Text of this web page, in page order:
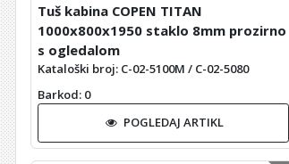
Tuš kabina COPEN TITAN
1000x800x1950 staklo 8mm prozirno
s ogledalom
Kataloški broj: C-02-5100M / C-02-5080
Barkod: 0
POGLEDAJ ARTIKL